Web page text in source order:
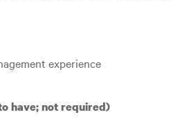
experience
have; not required)